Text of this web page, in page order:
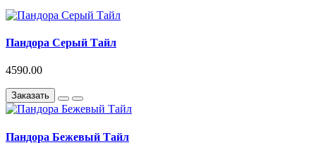
Пандора Серый Тайл
4590.00
Заказать
Пандора Бежевый Тайл